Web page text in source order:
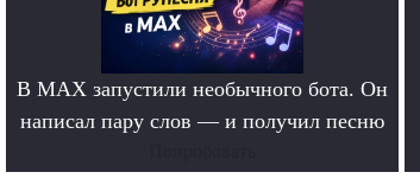
В MAX запустили необычного бота. Он
написал пару слов — и получил песню